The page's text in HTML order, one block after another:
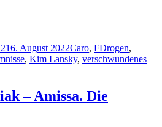
16. August 2022Caro, FDrogen,
, Kim Lansky, verschwundenes
– Amissa. Die